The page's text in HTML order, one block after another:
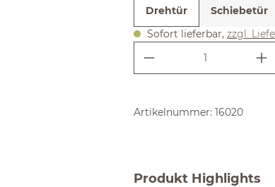
Drehtür
Schiebetür
Sofort lieferbar, zzgl.
Produkt
Artikelnummer: 16020
Produkt Highlights